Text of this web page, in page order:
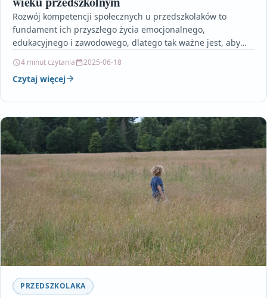
Rozwój kompetencji społecznych u przedszkolaków to
fundament ich przyszłego życia emocjonalnego,
edukacyjnego i zawodowego, dlatego tak ważne jest, aby
4 minut czytania 2025-06-18
Czytaj więcej
PRZEDSZKOLAKA